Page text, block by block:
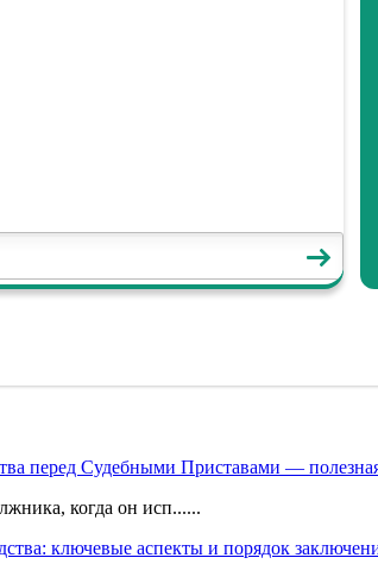
перед Судебными Приставами —
когда он исп......
ключевые аспекты и порядок